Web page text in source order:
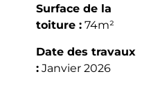
Surface de la
toiture :74m²
Date des travaux
:Janvier 2026